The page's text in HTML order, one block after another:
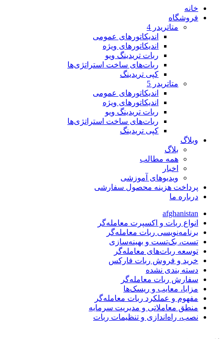
خانه
فروشگاه
متاتريدر 4
اندیکاتورهای عمومی
اندیکاتورهای ویژه
ربات تریدینگ ویو
ربات‌های ساخت استراتژی‌ها
کپی تریدینگ
متاتريدر 5
اندیکاتورهای عمومی
اندیکاتورهای ویژه
ربات تریدینگ ویو
ربات‌های ساخت استراتژی‌ها
کپی تریدینگ
وبلاگ
بلاگ
همه مطالب
اخبار
ویدیوهای آموزشی
پرداخت هزینه محصول سفارشی
درباره ما
afghanistan
انواع ربات و اکسپرت معامله‌گر
برنامه‌نویسی ربات معامله‌گر
تست، بک‌تست و بهینه‌سازی
توسعه ربات‌های معامله‌گر
خرید و فروش ربات فارکس
دسته بندی نشده
سفارش ربات معامله‌گر
مزایا، معایب و ریسک‌ها
مفهوم و عملکرد ربات معامله‌گر
منطق معاملاتی و مدیریت سرمایه
نصب، راه‌اندازی و تنظیمات ربات